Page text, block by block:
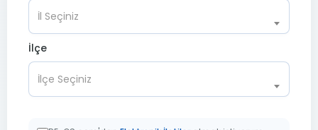
İl Seçiniz
İlçe
İlçe Seçiniz